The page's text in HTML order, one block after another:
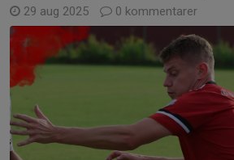
29 aug 2025 0 kommentarer